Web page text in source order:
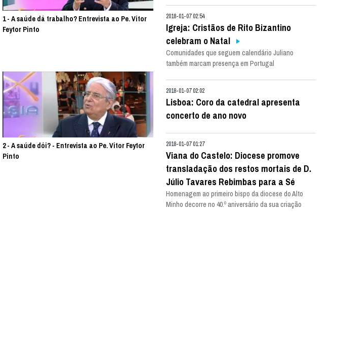
1 - A saúde dá trabalho? Entrevista ao Pe. Vitor
Feytor Pinto
2 - A saúde dói? - Entrevista ao Pe. Vitor Feytor
Pinto
2018-01-07 02:54
Igreja: Cristãos de Rito Bizantino
celebram o Natal
Comunidades que seguem calendário Juliano
também marcam presença em Portugal
2018-01-07 02:02
Lisboa: Coro da catedral apresenta
concerto de ano novo
2018-01-07 01:27
Viana do Castelo: Diocese promove
transladação dos restos mortais de D.
Júlio Tavares Rebimbas para a Sé
Homenagem ao primeiro bispo da diocese do Alto
Minho decorre no 40.º aniversário da sua criação